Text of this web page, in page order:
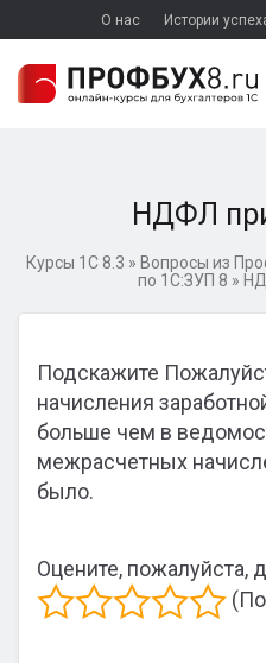
О нас Истории
НДФЛ
Курсы 1С 8.3 » Вопросы из
по 1С:ЗУП 8 »
Подскажите
начисления
больше чем в
межрасчетных
было.
Оцените, пожалуйста,